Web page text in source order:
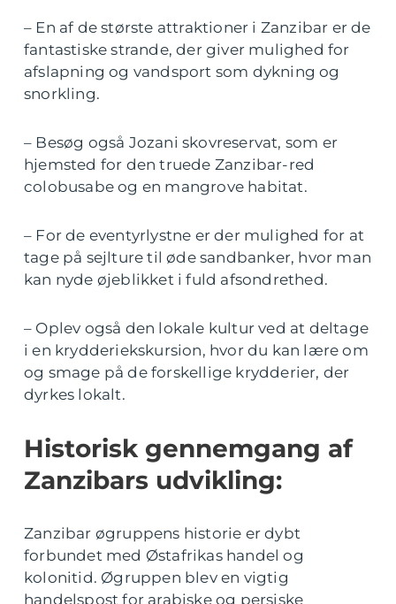
– En af de største attraktioner i Zanzibar er de
fantastiske strande, der giver mulighed for
afslapning og vandsport som dykning og
snorkling.
– Besøg også Jozani skovreservat, som er
hjemsted for den truede Zanzibar-red
colobusabe og en mangrove habitat.
– For de eventyrlystne er der mulighed for at
tage på sejlture til øde sandbanker, hvor man
kan nyde øjeblikket i fuld afsondrethed.
– Oplev også den lokale kultur ved at deltage
i en krydderiekskursion, hvor du kan lære om
og smage på de forskellige krydderier, der
dyrkes lokalt.
Historisk gennemgang af
Zanzibars udvikling:
Zanzibar øgruppens historie er dybt
forbundet med Østafrikas handel og
kolonitid. Øgruppen blev en vigtig
handelspost for arabiske og persiske